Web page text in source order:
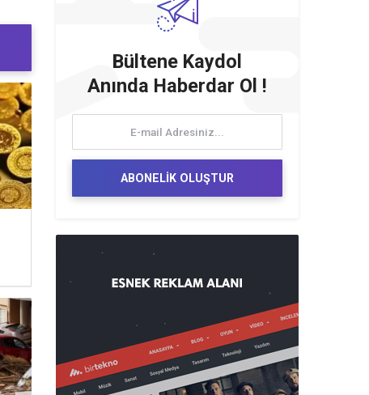
Bültene Kaydol
Anında Haberdar Ol !
ABONELİK OLUŞTUR